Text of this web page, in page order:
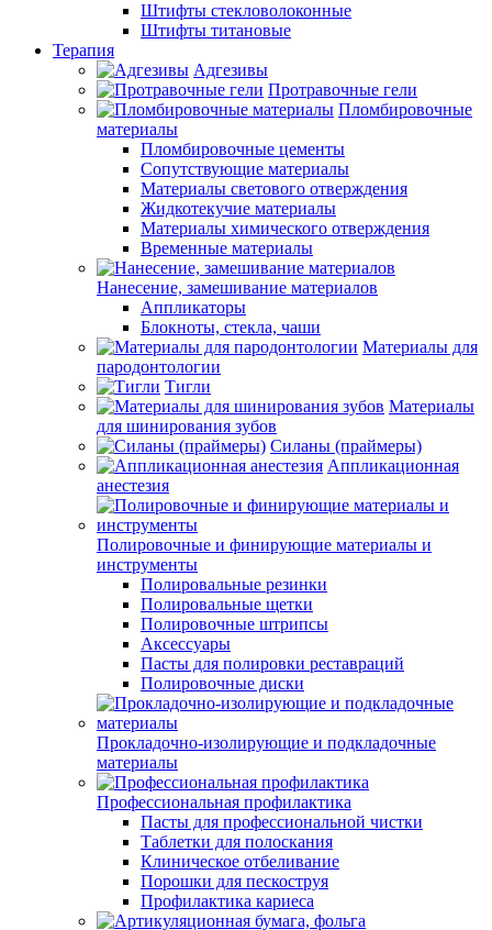
Штифты стекловолоконные
Штифты титановые
Терапия
Адгезивы
Протравочные гели
Пломбировочные
материалы
Пломбировочные цементы
Сопутствующие материалы
Материалы светового отверждения
Жидкотекучие материалы
Материалы химического отверждения
Временные материалы
Нанесение, замешивание материалов
Аппликаторы
Блокноты, стекла, чаши
Материалы для
пародонтологии
Тигли
Материалы
для шинирования зубов
Силаны (праймеры)
Аппликационная
анестезия
Полировочные и финирующие материалы и
инструменты
Полировальные резинки
Полировальные щетки
Полировочные штрипсы
Аксессуары
Пасты для полировки реставраций
Полировочные диски
Прокладочно-изолирующие и подкладочные
материалы
Профессиональная профилактика
Пасты для профессиональной чистки
Таблетки для полоскания
Клиническое отбеливание
Порошки для пескоструя
Профилактика кариеса